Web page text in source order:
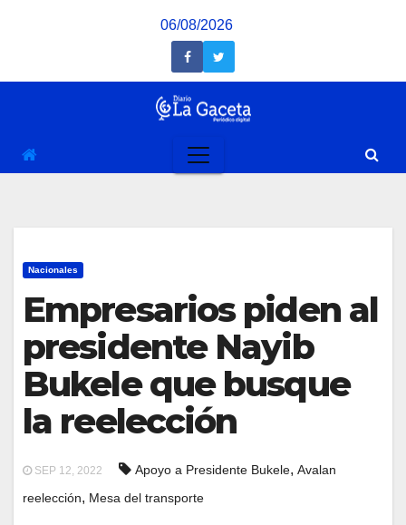
06/08/2026
Nacionales
Empresarios piden al
presidente Nayib
Bukele que busque
la reelección
SEP 12, 2022 Apoyo a Presidente Bukele, Avalan
reelección, Mesa del transporte